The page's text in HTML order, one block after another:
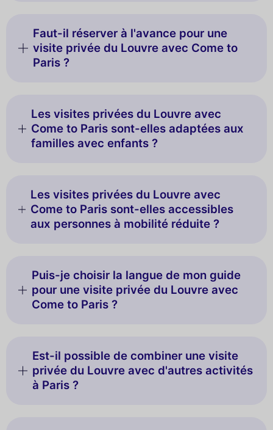
Faut-il réserver à l'avance pour une
visite privée du Louvre avec Come to
Paris ?
Les visites privées du Louvre avec
Come to Paris sont-elles adaptées aux
familles avec enfants ?
Les visites privées du Louvre avec
Come to Paris sont-elles accessibles
aux personnes à mobilité réduite ?
Puis-je choisir la langue de mon guide
pour une visite privée du Louvre avec
Come to Paris ?
Est-il possible de combiner une visite
privée du Louvre avec d'autres activités
à Paris ?